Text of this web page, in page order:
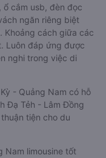
ổ cắm usb, đèn đọc
ngăn riêng biệt
Khoảng cách giữa các
Luôn đáp ứng được
nghi trong việc di
- Quảng Nam có hỗ
Đạ Tẻh - Lâm Đồng
tiện cho du
Nam limousine tốt